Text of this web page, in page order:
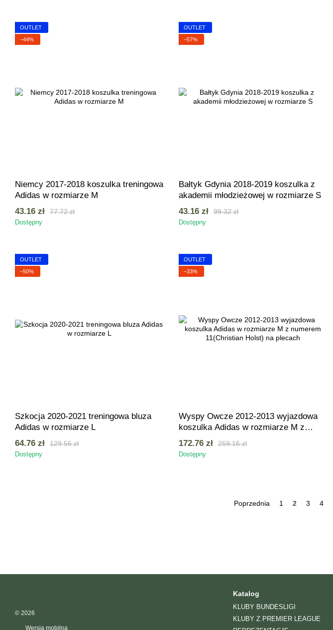
OUTLET
−44%
Niemcy 2017-2018 koszulka treningowa
Adidas w rozmiarze M
77.72 zł
43.16 zł
Dostępny
OUTLET
−57%
Bałtyk Gdynia 2018-2019 koszulka z
akademii młodzieżowej w rozmiarze S
99.32 zł
43.16 zł
Dostępny
OUTLET
−50%
Szkocja 2020-2021 treningowa bluza
Adidas w rozmiarze L
129.56 zł
64.76 zł
Dostępny
OUTLET
−33%
Wyspy Owcze 2012-2013 wyjazdowa
koszulka Adidas w rozmiarze M z
numerem 11(Christian Holst) na
plecach
259.16 zł
172.76 zł
Dostępny
Poprzednia 1 2 3 4
© 2026
Wersja mobilna
Katalog
KLUBY BUNDESLIGI
KLUBY Z PREMIER LEAGUE